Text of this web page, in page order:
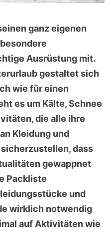
ganz eigenen
Ausrüstung mit.
gestaltet sich
wie für einen
es um Kälte, Schnee
die alle ihre
Kleidung und
dass
gewappnet
Packliste
und
wirklich notwendig
auf Aktivitäten wie